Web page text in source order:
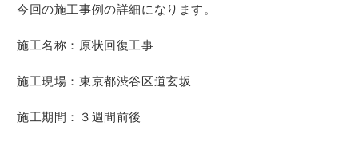
今回の施工事例の詳細になります。
施工名称：原状回復工事
施工現場：東京都渋谷区道玄坂
施工期間：３週間前後